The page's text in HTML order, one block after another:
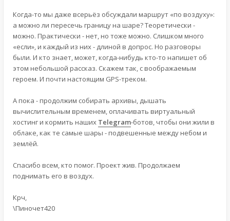
Когда-то мы даже всерьёз обсуждали маршрут «по воздуху»:
а можно ли пересечь границу на шаре? Теоретически -
можно. Практически - нет, но тоже можно. Слишком много
«если», и каждый из них - длиной в допрос. Но разговоры
были. И кто знает, может, когда-нибудь кто-то напишет об
этом небольшой рассказ. Скажем так, с воображаемым
героем. И почти настоящим GPS-треком.
А пока - продолжим собирать архивы, дышать
вычислительным временем, оплачивать виртуальный
хостинг и кормить наших Telegram-ботов, чтобы они жили в
облаке, как те самые шары - подвешенные между небом и
землёй.
Спасибо всем, кто помог. Проект жив. Продолжаем
поднимать его в воздух.
Крч,
\Пиночет420